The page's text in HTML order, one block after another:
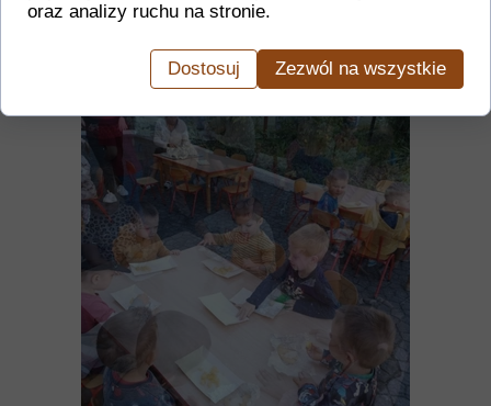
oraz analizy ruchu na stronie.
Dostosuj Zezwól na wszystkie